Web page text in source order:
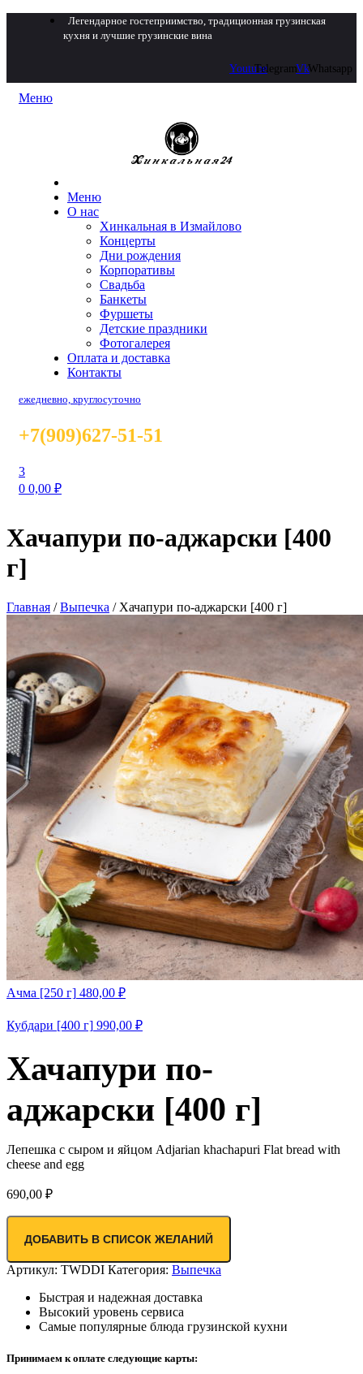
Легендарное гостеприимство, традиционная грузинская
кухня и лучшие грузинские вина
YoutubeTelegramVkWhatsapp
Меню
Меню
О нас
Хинкальная в Измайлово
Концерты
Дни рождения
Корпоративы
Свадьба
Банкеты
Фуршеты
Детские праздники
Фотогалерея
Оплата и доставка
Контакты
ежедневно, круглосуточно
+7(909)627-51-51
3
0 0,00 ₽
Хачапури по-аджарски [400
г]
Главная /Выпечка / Хачапури по-аджарски [400 г]
Ачма [250 г] 480,00 ₽
Кубдари [400 г] 990,00 ₽
Хачапури по-
аджарски [400 г]
Лепешка с сыром и яйцом Adjarian khachapuri Flat bread with
cheese and egg
690,00 ₽
ДОБАВИТЬ В СПИСОК ЖЕЛАНИЙ
Артикул: TWDDI Категория: Выпечка
Быстрая и надежная доставка
Высокий уровень сервиса
Самые популярные блюда грузинской кухни
Принимаем к оплате следующие карты: